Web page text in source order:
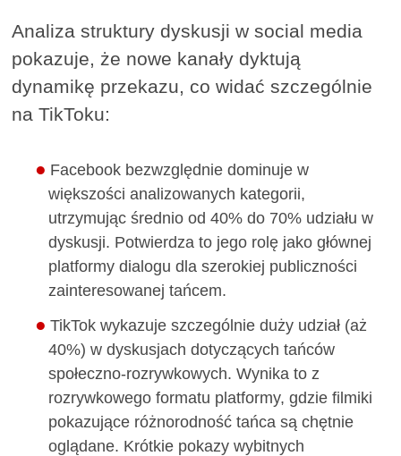
Analiza struktury dyskusji w social media
pokazuje, że nowe kanały dyktują
dynamikę przekazu, co widać szczególnie
na TikToku:
Facebook bezwzględnie dominuje w
większości analizowanych kategorii,
utrzymując średnio od 40% do 70% udziału w
dyskusji. Potwierdza to jego rolę jako głównej
platformy dialogu dla szerokiej publiczności
zainteresowanej tańcem.
TikTok wykazuje szczególnie duży udział (aż
40%) w dyskusjach dotyczących tańców
społeczno-rozrywkowych. Wynika to z
rozrywkowego formatu platformy, gdzie filmiki
pokazujące różnorodność tańca są chętnie
oglądane. Krótkie pokazy wybitnych